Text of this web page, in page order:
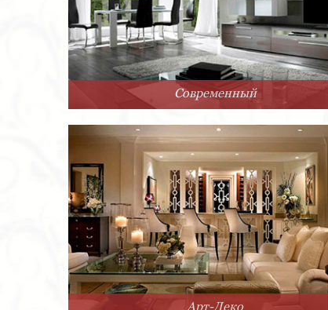
Современный
Арт-Деко